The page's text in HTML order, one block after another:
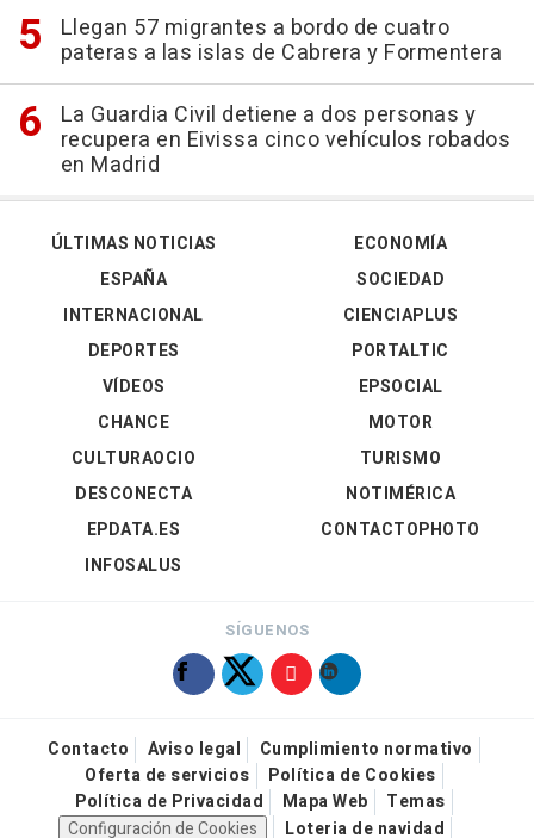
Llegan 57 migrantes a bordo de cuatro
pateras a las islas de Cabrera y Formentera
La Guardia Civil detiene a dos personas y
recupera en Eivissa cinco vehículos robados
en Madrid
ÚLTIMAS NOTICIAS
ESPAÑA
INTERNACIONAL
DEPORTES
VÍDEOS
ECONOMÍA
SOCIEDAD
CIENCIAPLUS
PORTALTIC
EPSOCIAL
CHANCE
CULTURAOCIO
DESCONECTA
EPDATA.ES
INFOSALUS
MOTOR
TURISMO
NOTIMÉRICA
CONTACTOPHOTO
SÍGUENOS
Contacto Aviso legal
Cumplimiento normativo
Oferta de servicios
Política de Cookies
Política de Privacidad
Mapa Web
Temas
Configuración de Cookies
Loteria de navidad